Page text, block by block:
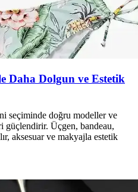
Daha Dolgun ve Estetik
seçiminde doğru modeller ve
güçlendirir. Üçgen, bandeau,
aksesuar ve makyajla estetik